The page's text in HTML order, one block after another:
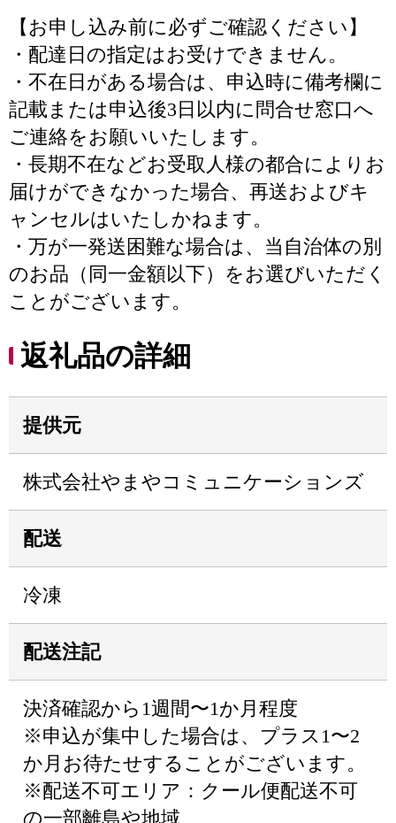
【お申し込み前に必ずご確認ください】
・配達日の指定はお受けできません。
・不在日がある場合は、申込時に備考欄に
記載または申込後3日以内に問合せ窓口へ
ご連絡をお願いいたします。
・長期不在などお受取人様の都合によりお
届けができなかった場合、再送およびキ
ャンセルはいたしかねます。
・万が一発送困難な場合は、当自治体の別
のお品（同一金額以下）をお選びいただく
ことがございます。
返礼品の詳細
提供元
株式会社やまやコミュニケーションズ
配送
冷凍
配送注記
決済確認から1週間〜1か月程度
※申込が集中した場合は、プラス1〜2
か月お待たせすることがございます。
※配送不可エリア：クール便配送不可
の一部離島や地域